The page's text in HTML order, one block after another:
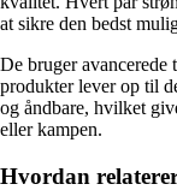
at sikre den bedst
De bruger avancerede
produkter lever op til
og åndbare, hvilket
eller kampen.
Hvordan